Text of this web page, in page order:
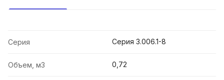
Серия Серия 3.006.1-8
Объем, м3 0,72